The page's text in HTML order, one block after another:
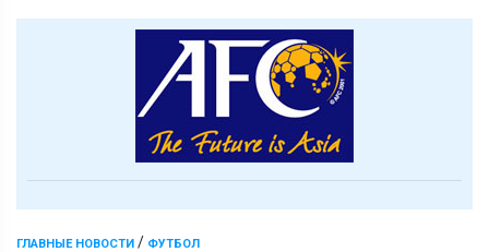
ГЛАВНЫЕ НОВОСТИ / ФУТБОЛ